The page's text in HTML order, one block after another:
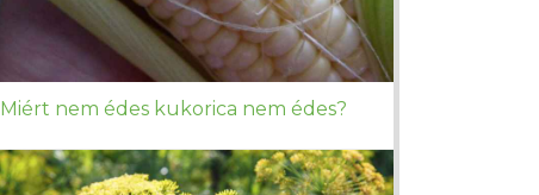
Miért nem édes kukorica nem édes?